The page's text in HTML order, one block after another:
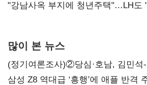
"강남사옥 부지에 청년주택"…LH도
많이 본 뉴스
(정기여론조사)②당심·호남, 김민석
삼성 Z8 역대급 ‘흥행’에 애플 반격